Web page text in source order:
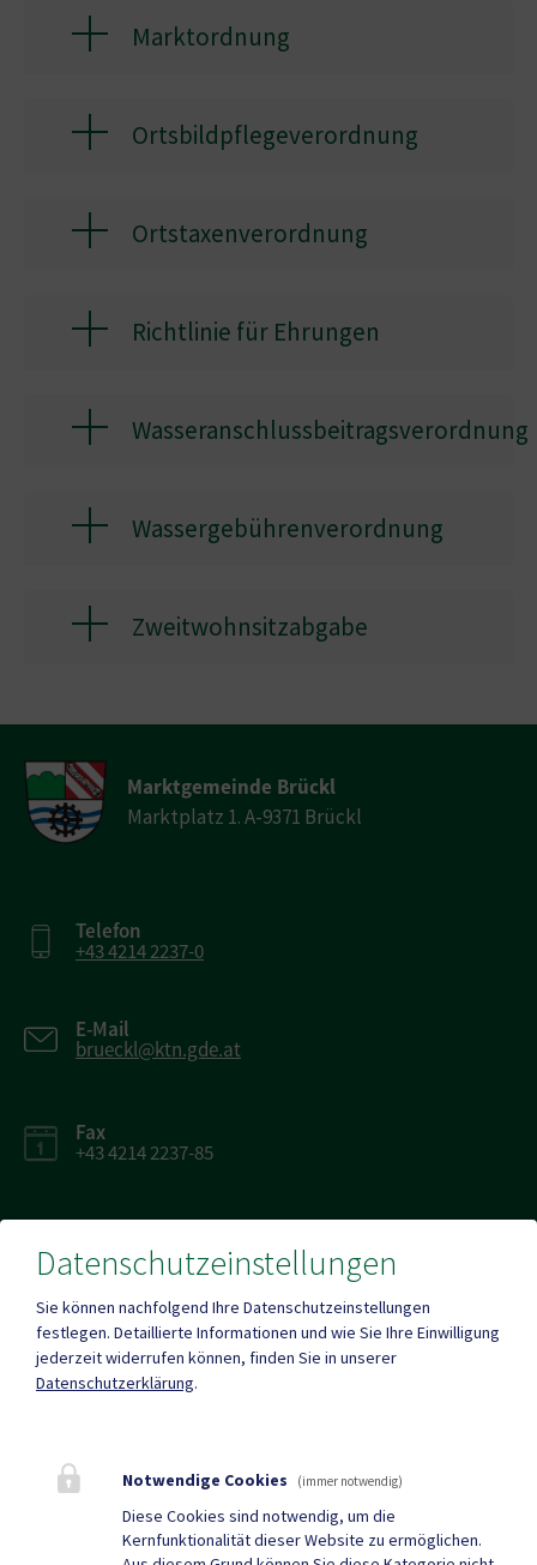
Marktordnung
Ortsbildpflegeverordnung
Ortstaxenverordnung
Richtlinie für Ehrungen
Wasseranschlussbeitragsverordnung
Wassergebührenverordnung
Zweitwohnsitzabgabe
Marktgemeinde Brückl
Marktplatz 1. A-9371 Brückl
Telefon
+43 4214 2237-0
E-Mail
brueckl@ktn.gde.at
Fax
+43 4214 2237-85
Mehr
Quicklinks
App
Wirtschaft &
Dienstleistungen
Vereine
Datenschutzeinstellungen
Sie können nachfolgend Ihre Datenschutzeinstellungen
festlegen. Detaillierte Informationen und wie Sie Ihre Einwilligung
jederzeit widerrufen können, finden Sie in unserer
Datenschutzerklärung.
Notwendige Cookies (immer notwendig)
Diese Cookies sind notwendig, um die
Kernfunktionalität dieser Website zu ermöglichen.